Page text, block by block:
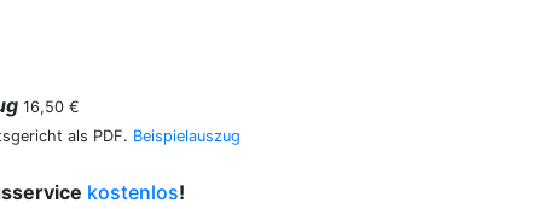
16,50 €
als PDF. Beispielauszug
kostenlos!